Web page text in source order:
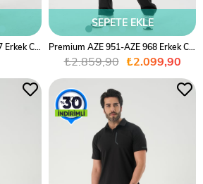
SEPETE EKLE
₺2.099,90
₺2.859,90
%27